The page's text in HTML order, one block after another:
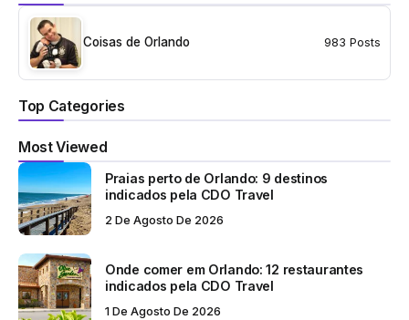
Coisas de Orlando 983 Posts
Top Categories
Most Viewed
Praias perto de Orlando: 9 destinos
indicados pela CDO Travel
2 De Agosto De 2026
Onde comer em Orlando: 12 restaurantes
indicados pela CDO Travel
1 De Agosto De 2026